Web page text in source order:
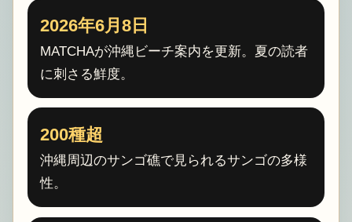
2026年6月8日
MATCHAが沖縄ビーチ案内を更新。夏の読者
に刺さる鮮度。
200種超
沖縄周辺のサンゴ礁で見られるサンゴの多様
性。